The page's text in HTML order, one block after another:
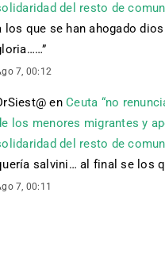
del resto de
los que se han ahogado
”
7, 00:12
en Ceuta “no
los menores migrantes y
del resto de
salvini… al final se los
7, 00:11